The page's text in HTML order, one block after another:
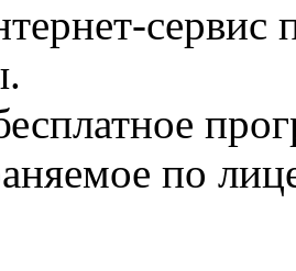
сервис
по